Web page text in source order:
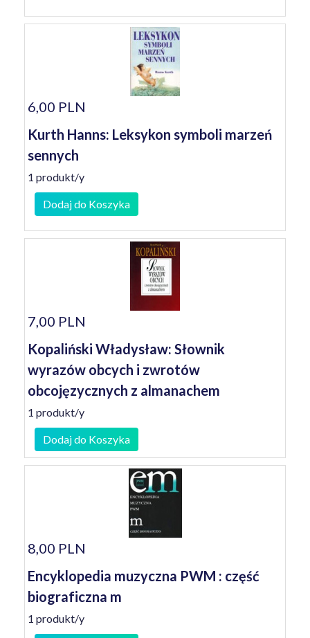
6,00 PLN
Kurth Hanns: Leksykon symboli marzeń
sennych
1 produkt/y
Dodaj do Koszyka
7,00 PLN
Kopaliński Władysław: Słownik
wyrazów obcych i zwrotów
obcojęzycznych z almanachem
1 produkt/y
Dodaj do Koszyka
8,00 PLN
Encyklopedia muzyczna PWM : część
biograficzna m
1 produkt/y